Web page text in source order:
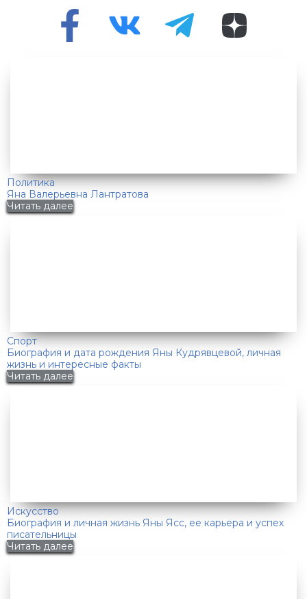
Политика
Яна Валерьевна Лантратова
Читать далее
Спорт
Биография и дата рождения Яны Кудрявцевой, личная
жизнь и интересные факты
Читать далее
Искусство
Биография и личная жизнь Яны Ясс, ее карьера и успех
писательницы
Читать далее